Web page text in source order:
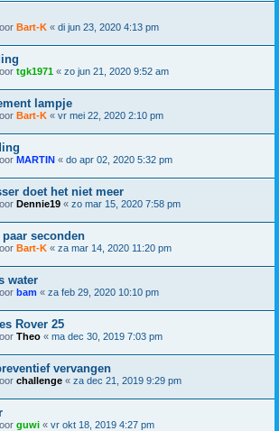
Bart-K « di jun 23, 2020 4:13 pm
tgk1971 « zo jun 21, 2020 9:52 am
lampje
Bart-K « vr mei 22, 2020 2:10 pm
MARTIN « do apr 02, 2020 5:32 pm
doet het niet meer
Dennie19 « zo mar 15, 2020 7:58 pm
seconden
Bart-K « za mar 14, 2020 11:20 pm
water
bam « za feb 29, 2020 10:10 pm
Rover 25
Theo « ma dec 30, 2019 7:03 pm
vervangen
challenge « za dec 21, 2019 9:29 pm
guwi « vr okt 18, 2019 4:27 pm